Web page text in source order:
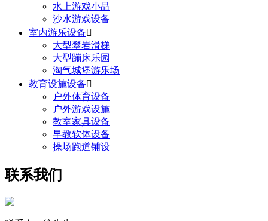
水上游戏小品
沙水游戏设备
室内游乐设备
大型攀岩滑梯
大型蹦床乐园
淘气城堡游乐场
教育设施设备
户外体育设备
户外游戏设施
教室家具设备
早教软体设备
操场跑道铺设
联系我们